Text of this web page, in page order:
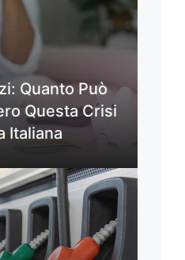
Quanto Può
Questa Crisi
Italiana